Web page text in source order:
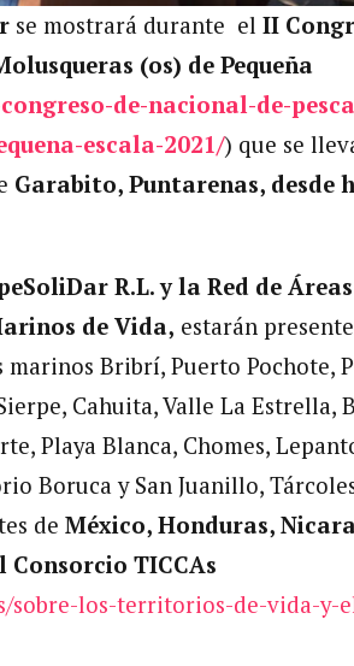
se mostrará durante el II
(os) de Pequeña
de-nacional-de-
escala-2021/) que se
Garabito, Puntarenas, desde
R.L. y la Red de
de Vida, estarán
Bribrí, Puerto Pochote,
Cahuita, Valle La Estrella,
Playa Blanca, Chomes,
Boruca y San Juanillo,
de México, Honduras,
TICCAs
los-territorios-de-vida-y-